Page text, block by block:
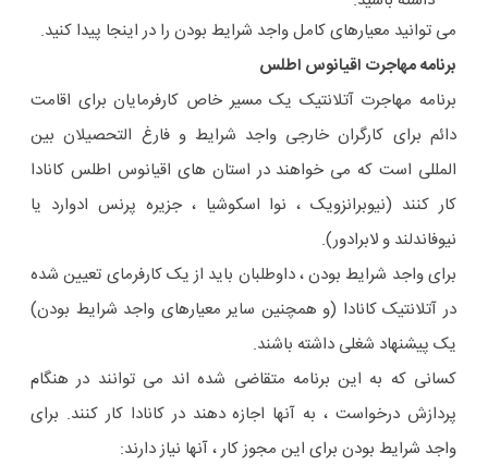
می توانید معیارهای کامل واجد شرایط بودن را در اینجا پیدا کنید.
برنامه مهاجرت اقیانوس اطلس
برنامه مهاجرت آتلانتیک یک مسیر خاص کارفرمایان برای اقامت
دائم برای کارگران خارجی واجد شرایط و فارغ التحصیلان بین
المللی است که می خواهند در استان های اقیانوس اطلس کانادا
کار کنند (نیوبرانزویک ، نوا اسکوشیا ، جزیره پرنس ادوارد یا
نیوفاندلند و لابرادور).
برای واجد شرایط بودن ، داوطلبان باید از یک کارفرمای تعیین شده
در آتلانتیک کانادا (و همچنین سایر معیارهای واجد شرایط بودن)
یک پیشنهاد شغلی داشته باشند.
کسانی که به این برنامه متقاضی شده اند می توانند در هنگام
پردازش درخواست ، به آنها اجازه دهند در کانادا کار کنند. برای
واجد شرایط بودن برای این مجوز کار ، آنها نیاز دارند: